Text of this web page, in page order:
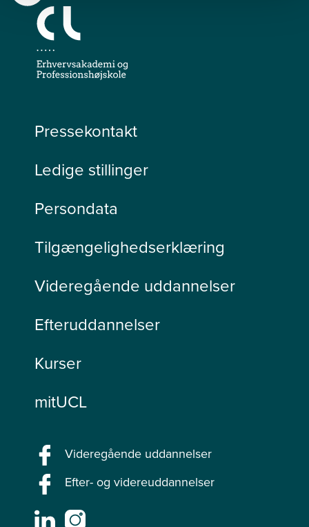
Pressekontakt
Ledige stillinger
Persondata
Tilgængelighedserklæring
Videregående uddannelser
Efteruddannelser
Kurser
mitUCL
Videregående uddannelser
Efter- og videreuddannelser